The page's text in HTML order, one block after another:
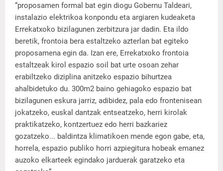
“proposamen formal bat egin diogu Gobernu Taldeari,
instalazio elektrikoa konpondu eta argiaren kudeaketa
Errekatxoko bizilagunen zerbitzura jar dadin. Eta ildo
beretik, frontoia bera estaltzeko azterlan bat egiteko
proposamena egin da. Izan ere, Errekatxoko frontoia
estaltzeak kirol espazio soil bat urte osoan zehar
erabiltzeko diziplina anitzeko espazio bihurtzea
ahalbidetuko du. 300m2 baino gehiagoko espazio bat
bizilagunen eskura jarriz, adibidez, pala edo frontenisean
jokatzeko, euskal dantzak entseatzeko, herri kirolak
praktikatzeko, kontzertuez edo herri bazkariez
gozatzeko... baldintza klimatikoen mende egon gabe, eta,
horrela, espazio publiko horri azpiegitura hobeak emanez
auzoko elkarteek egindako jarduerak garatzeko eta